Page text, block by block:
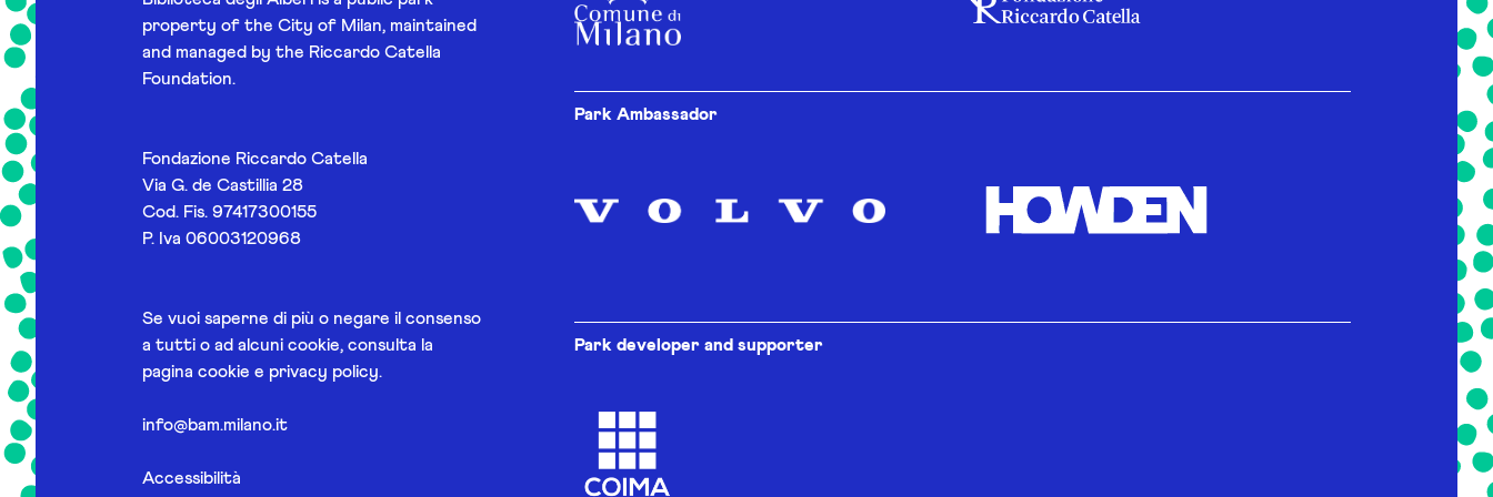
property of the City of Milan, maintained
and managed by the Riccardo Catella
Foundation.
Fondazione Riccardo Catella
Via G. de Castillia 28
Cod. Fis. 97417300155
P. Iva 06003120968
Se vuoi saperne di più o negare il consenso
a tutti o ad alcuni cookie, consulta la
pagina cookie e privacy policy.
info@bam.milano.it
Accessibilità
Park Ambassador
Park developer and supporter